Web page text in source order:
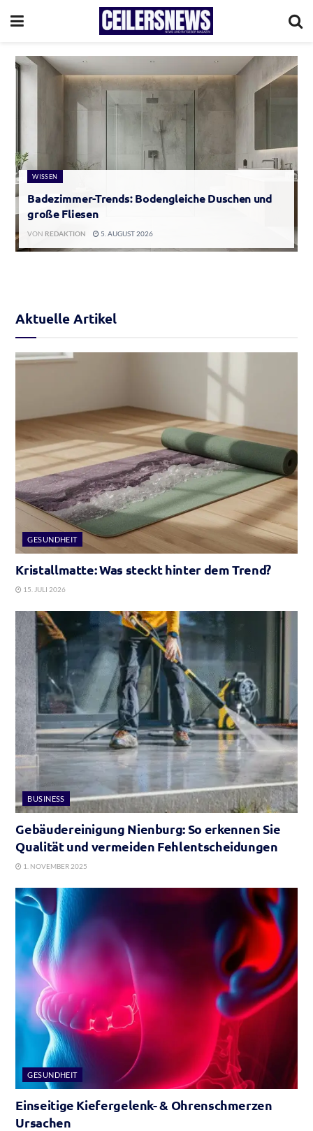
WISSEN
Badezimmer-Trends: Bodengleiche Duschen und
große Fliesen
VON REDAKTION 5. AUGUST 2026
Aktuelle Artikel
GESUNDHEIT
Kristallmatte: Was steckt hinter dem Trend?
15. JULI 2026
BUSINESS
Gebäudereinigung Nienburg: So erkennen Sie
Qualität und vermeiden Fehlentscheidungen
1. NOVEMBER 2025
GESUNDHEIT
Einseitige Kiefergelenk- & Ohrenschmerzen
Ursachen